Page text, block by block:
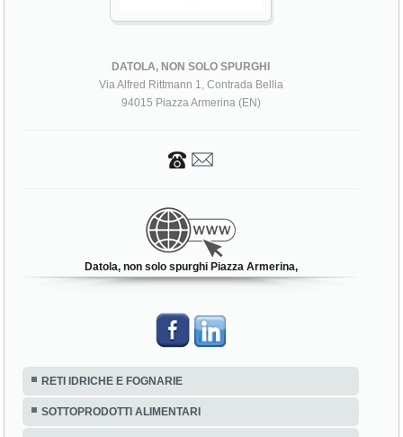
DATOLA, NON SOLO SPURGHI
Via Alfred Rittmann 1, Contrada Bellia
Datola, non solo spurghi Piazza Armerina,